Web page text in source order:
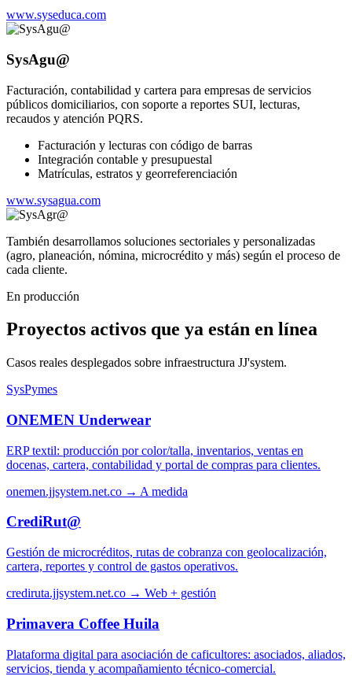
www.syseduca.com
SysAgu@
Facturación, contabilidad y cartera para empresas de servicios
públicos domiciliarios, con soporte a reportes SUI, lecturas,
recaudos y atención PQRS.
Facturación y lecturas con código de barras
Integración contable y presupuestal
Matrículas, estratos y georreferenciación
www.sysagua.com
También desarrollamos soluciones sectoriales y personalizadas
(agro, planeación, nómina, microcrédito y más) según el proceso de
cada cliente.
En producción
Proyectos activos que ya están en línea
Casos reales desplegados sobre infraestructura JJ'system.
SysPymes
ONEMEN Underwear
ERP textil: producción por color/talla, inventarios, ventas en
docenas, cartera, contabilidad y portal de compras para clientes.
onemen.jjsystem.net.co → A medida
CrediRut@
Gestión de microcréditos, rutas de cobranza con geolocalización,
cartera, reportes y control de gastos operativos.
crediruta.jjsystem.net.co → Web + gestión
Primavera Coffee Huila
Plataforma digital para asociación de caficultores: asociados, aliados,
servicios, tienda y acompañamiento técnico-comercial.